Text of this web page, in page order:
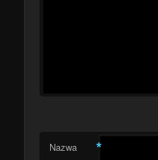
Nazwa *